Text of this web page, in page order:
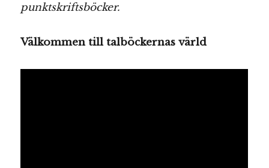
punktskriftsböcker.
Välkommen till talböckernas värld